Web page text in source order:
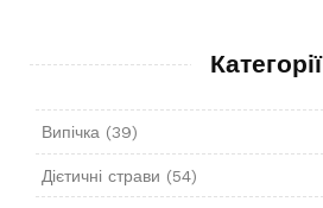
Категорії
Випічка (39)
Дієтичні страви (54)